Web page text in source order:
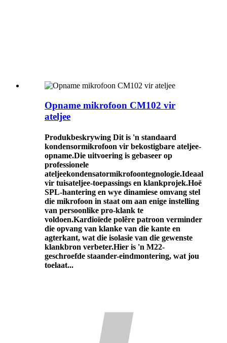
Opname mikrofoon CM102 vir
ateljee
Produkbeskrywing Dit is 'n standaard
kondensormikrofoon vir bekostigbare ateljee-
opname.Die uitvoering is gebaseer op
professionele
ateljeekondensatormikrofoontegnologie.Ideaal
vir tuisateljee-toepassings en klankprojek.Hoë
SPL-hantering en wye dinamiese omvang stel
die mikrofoon in staat om aan enige instelling
van persoonlike pro-klank te
voldoen.Kardioïede polêre patroon verminder
die opvang van klanke van die kante en
agterkant, wat die isolasie van die gewenste
klankbron verbeter.Hier is 'n M22-
geschroefde staander-eindmontering, wat jou
toelaat...